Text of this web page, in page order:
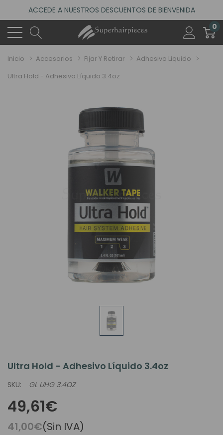
ACCEDE A NUESTROS DESCUENTOS DE BIENVENIDA
4.6
(485 reseñas)
VISITA NUESTRO NUEVO SALÓN EN MADRID
ACCEDE A NUESTROS DESCUENTOS DE BIENVENIDA
0
Inicio Accesorios Fijar Y Retirar
Adhesivo Liquido
Ultra Hold - Adhesivo Líquido 3.4oz
Ultra Hold - Adhesivo Líquido 3.4oz
SKU: GL UHG 3.4OZ
49,61€
41,00€(Sin IVA)